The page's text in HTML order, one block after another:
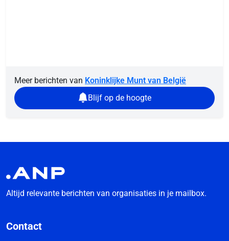
Meer berichten van Koninklijke Munt van België
Blijf op de hoogte
Altijd relevante berichten van organisaties in je mailbox.
Contact